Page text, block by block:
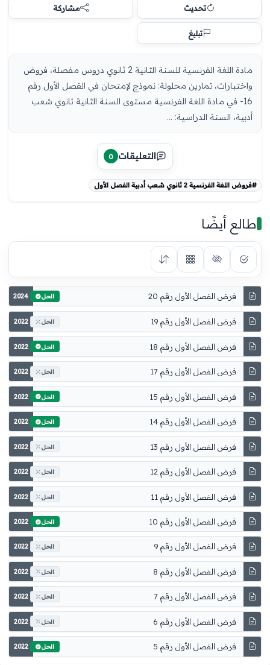
تحديث مشاركة
تبليغ
مادة اللغة الفرنسية للسنة الثانية 2 ثانوي دروس مفصلة، فروض
واختبارات، تمارين محلولة: نموذج لإمتحان في الفصل الأول رقم
16- في مادة اللغة الفرنسية مستوى السنة الثانية ثانوي شعب
أدبية، السنة الدراسية: ...
التعليقات 0
#فروض اللغة الفرنسية 2 ثانوي شعب أدبية الفصل الأول
طالع أيضًا
فرض الفصل الأول رقم 20 2024 الحل
فرض الفصل الأول رقم 19 2022 الحل
فرض الفصل الأول رقم 18 2022 الحل
فرض الفصل الأول رقم 17 2022 الحل
فرض الفصل الأول رقم 15 2022 الحل
فرض الفصل الأول رقم 14 2022 الحل
فرض الفصل الأول رقم 13 2022 الحل
فرض الفصل الأول رقم 12 2022 الحل
فرض الفصل الأول رقم 11 2022 الحل
فرض الفصل الأول رقم 10 2022 الحل
فرض الفصل الأول رقم 9 2022 الحل
فرض الفصل الأول رقم 8 2022 الحل
فرض الفصل الأول رقم 7 2022 الحل
فرض الفصل الأول رقم 6 2022 الحل
فرض الفصل الأول رقم 5 2022 الحل